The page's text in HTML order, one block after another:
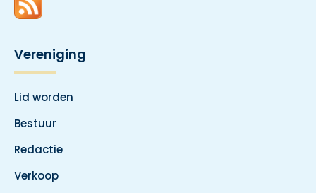
Vereniging
Lid worden
Bestuur
Redactie
Verkoop